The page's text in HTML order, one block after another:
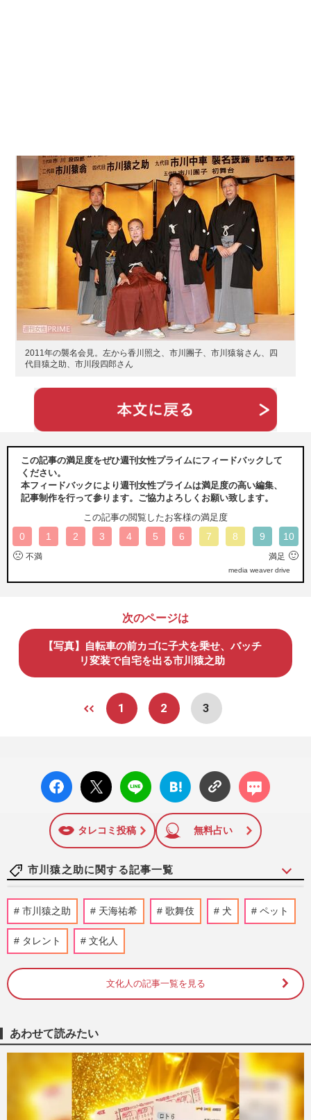
2011年の襲名会見。左から香川照之、市川團子、市川猿翁さん、四
代目猿之助、市川段四郎さん
この記事の満足度をぜひ週刊女性プライムにフィードバックして
ください。
本フィードバックにより週刊女性プライムは満足度の高い編集、
記事制作を行って参ります。ご協力よろしくお願い致します。
この記事の閲覧したお客様の満足度
0 1 2 3 4 5 6 7 8 9 10
🙁 不満 満足 🙂
media weaver drive
次のページは
【写真】自転車の前カゴに子犬を乗せ、バッチ
リ変装で自宅を出る市川猿之助
1 2 3
facebo
ok い
X ポス
ト
LINE
はてな
ブック
に追加
コメン
ト
タレコミ投稿 無料占い
市川猿之助に関する記事一覧
吉沢亮＆横浜流星の『国宝』が100億円突
破!気になる実際の歌舞伎界は「映画より
魑魅魍魎」市川海老蔵に香川…
週刊女性2025年9月9日号
《令和の芸能ニュースランキング》ジャニ
ーズ崩壊、松本人志の性加害を上回る1位
週刊女性2025年7月1日・8日号
市川猿之助、舞台台本を手に愛弟子・市川
段一郎と青空稽古！囁かれる復帰説に放っ
た“ひと言”【2024年スク…
週刊女性PRIME
市川猿之助 天海祐希 歌舞伎 犬 ペット
タレント 文化人
文化人の記事一覧を見る
あわせて読みたい